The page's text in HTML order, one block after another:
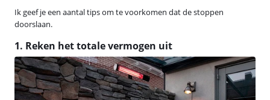
Ik geef je een aantal tips om te voorkomen dat de stoppen
doorslaan.
1. Reken het totale vermogen uit